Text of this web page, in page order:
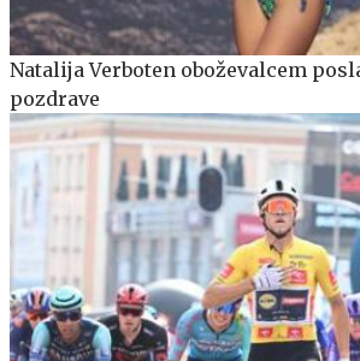
Natalija Verboten oboževalcem
pozdrave